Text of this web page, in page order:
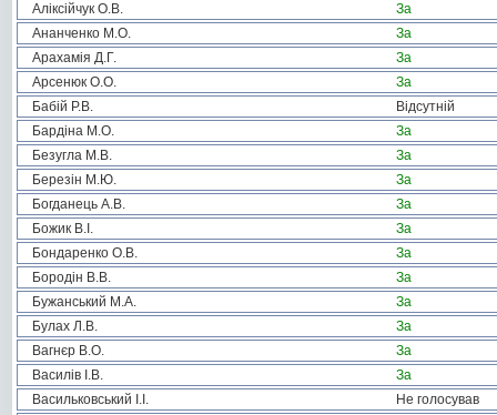
Аліксійчук О.В.
За
Ананченко М.О.
За
Арахамія Д.Г.
За
Арсенюк О.О.
За
Бабій Р.В.
Відсутній
Бардіна М.О.
За
Безугла М.В.
За
Березін М.Ю.
За
Богданець А.В.
За
Божик В.І.
За
Бондаренко О.В.
За
Бородін В.В.
За
Бужанський М.А.
За
Булах Л.В.
За
Вагнєр В.О.
За
Василів І.В.
За
Васильковський І.І.
Не голосував